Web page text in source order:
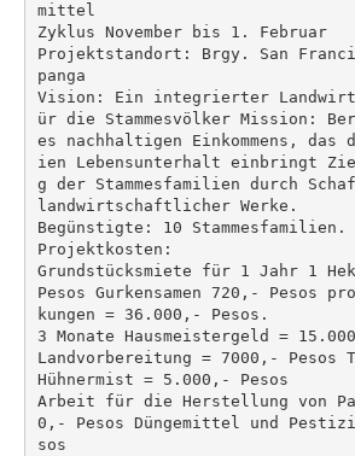
mittel
Zyklus November bis 1. Februar
Projektstandort: Brgy. San
panga
Vision: Ein integrierter
ür die Stammesvölker Mission:
es nachhaltigen Einkommens, das
ien Lebensunterhalt einbringt
g der Stammesfamilien durch
landwirtschaftlicher Werke.
Begünstigte: 10 Stammesfamilien.
Projektkosten:
Grundstücksmiete für 1 Jahr 1
Pesos Gurkensamen 720,- Pesos
kungen = 36.000,- Pesos.
3 Monate Hausmeistergeld =
Landvorbereitung = 7000,- Pesos
Hühnermist = 5.000,- Pesos
Arbeit für die Herstellung von
0,- Pesos Düngemittel und
sos